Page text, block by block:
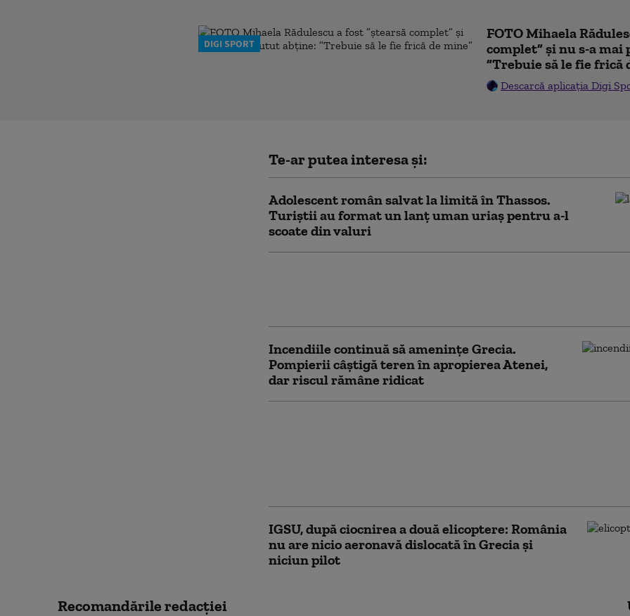
DIGI SPORT
FOTO Mihaela
complet” și nu s-a
”Trebuie să le fie frică
Descarcă aplicația Digi
Te-ar putea interesa și:
Adolescent român salvat la limită în Thassos.
Turiștii au format un lanț uman uriaș pentru a-l
scoate din valuri
Incendiile continuă să amenințe Grecia.
Pompierii câștigă teren în apropierea Atenei,
dar riscul rămâne ridicat
IGSU, după ciocnirea a două elicoptere: România
nu are nicio aeronavă dislocată în Grecia şi
niciun pilot
Recomandările redacţiei